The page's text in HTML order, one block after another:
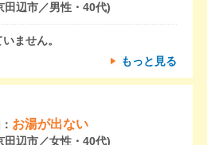
田辺市／男性・40代)
ません。
もっと見る
お湯が出ない
田辺市／女性・40代)